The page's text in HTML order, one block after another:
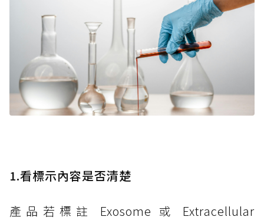
1.看標示內容是否清楚
產品若標註 Exosome 或 Extracellular